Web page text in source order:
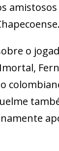
o